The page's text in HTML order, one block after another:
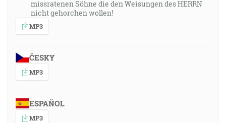
missratenen Söhne die den Weisungen des HERRN
nicht gehorchen wollen!
MP3
ČESKY
MP3
ESPAÑOL
MP3